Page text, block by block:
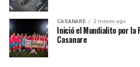
CASANARE 2 meses ago
Inició el Mundialito por la
Casanare